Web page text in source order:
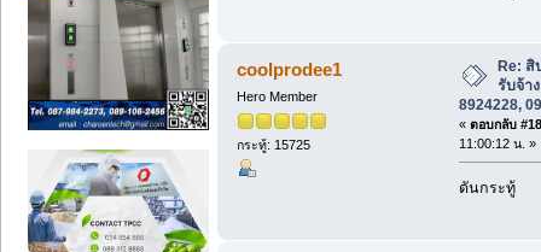
coolprodee1
Hero Member
กระทู้: 15725
Re: สิ
รับจ้า
8924228,
« ตอบกลับ
11:00:12 น. »
ดันกระทู้